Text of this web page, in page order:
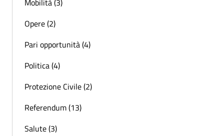
Mobilità (3)
Opere (2)
Pari opportunità (4)
Politica (4)
Protezione Civile (2)
Referendum (13)
Salute (3)